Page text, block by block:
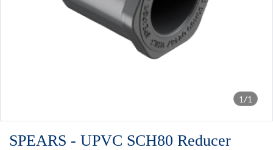
1/1
SPEARS - UPVC SCH80 Reducer